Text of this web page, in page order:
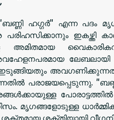
ഹഗ്ഗർ" എന്ന പദം
പരിഹസിക്കാനും
അമിതമായ
ലേബലായി
പരാജയപ്പെടുന്നു.
മൃഗങ്ങളോടുള്ള ധാർമ്മിക
ശക്തമായ ശക്തിയായി